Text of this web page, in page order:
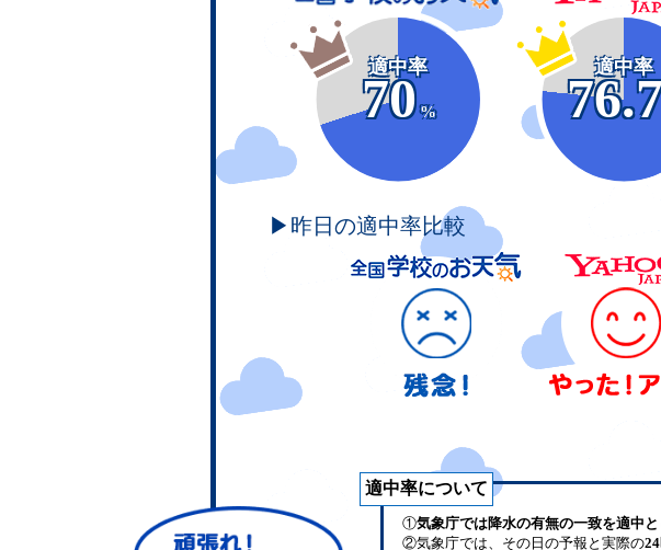
適中率
70
%
適中率
▶昨日の適中率比較
適中率について
①気象庁では降水の有無の一致を適中と
②気象庁では、その日の予報と実際の